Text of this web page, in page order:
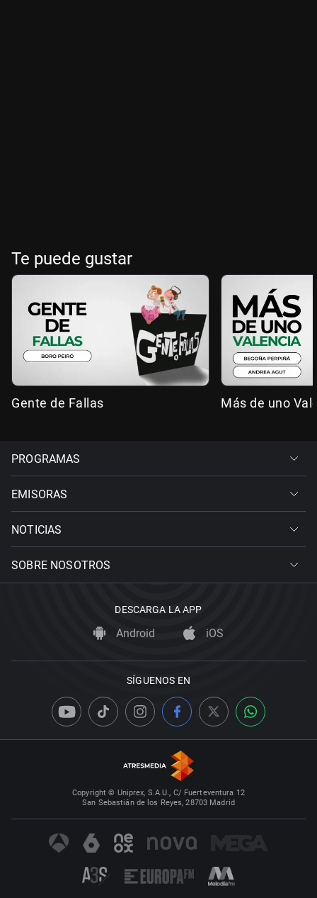
Te puede gustar
Gente de Fallas Más de uno
PROGRAMAS
EMISORAS
NOTICIAS
SOBRE NOSOTROS
DESCARGA LA APP
Android iOS
SÍGUENOS EN
Copyright © Uniprex, S.A.U., C/ Fuerteventura 12
San Sebastián de los Reyes, 28703 Madrid